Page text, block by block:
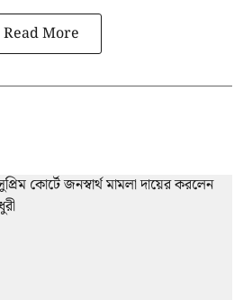
Read More